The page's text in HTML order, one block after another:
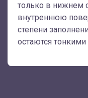
только в нижнем
внутреннюю
степени
остаются